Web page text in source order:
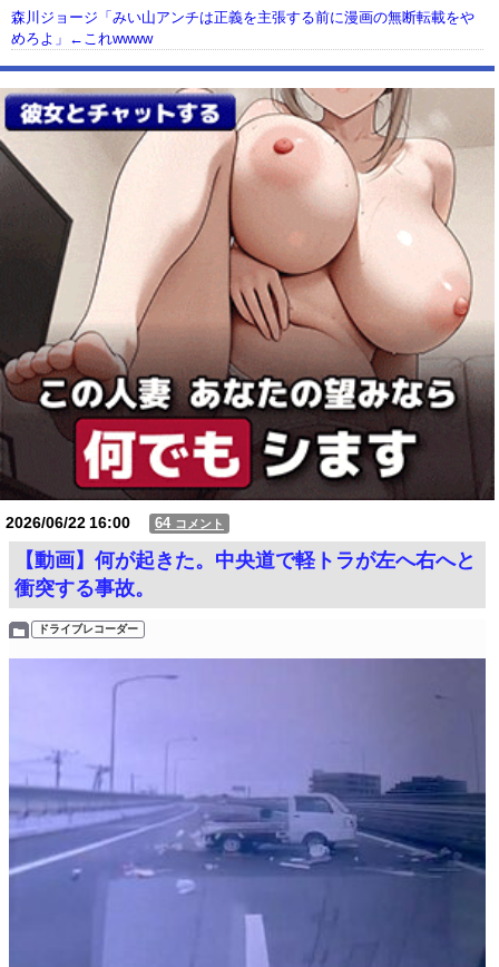
森川ジョージ「みい山アンチは正義を主張する前に漫画の無断転載をや
めろよ」←これwwww
【動画】USJの禁止エリアに子どもたちが続々乱入 → スタッフが注意し
ても止まらない事態に
Powered by livedoor 相互RSS
2026/06/2216:00 64 コメント
【動画】何が起きた。中央道で軽トラが左へ右へと
衝突する事故。
ドライブレコーダー